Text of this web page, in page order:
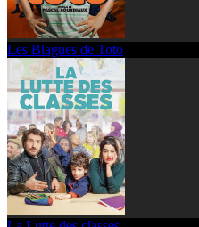
Les Blagues de Toto